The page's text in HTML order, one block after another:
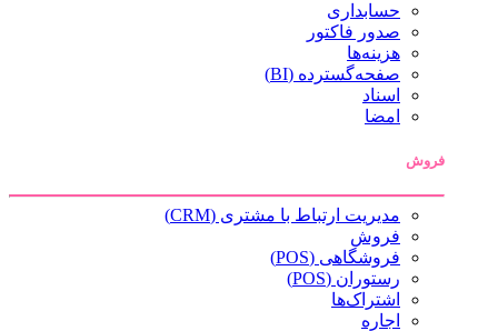
حسابداری
صدور فاکتور
هزینه‌ها
صفحه‌گسترده (BI)
اسناد
امضا
فروش
مدیریت ارتباط با مشتری (CRM)
فروش
فروشگاهی (POS)
رستوران (POS)
اشتراک‌ها
اجاره